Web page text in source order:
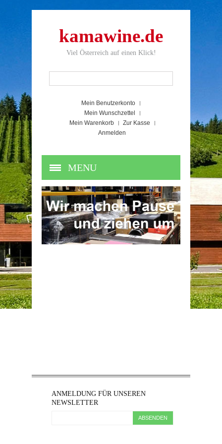
kamawine.de
Viel Österreich auf einen Klick!
Mein Benutzerkonto
Mein Wunschzettel
Mein Warenkorb
Zur Kasse
Anmelden
MENU
ANMELDUNG FÜR UNSEREN
NEWSLETTER
ABSENDEN